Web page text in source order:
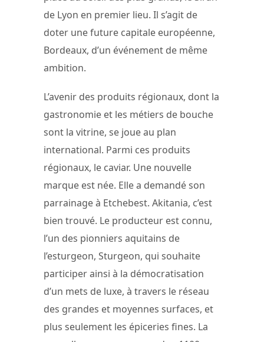
de Lyon en premier lieu. Il s’agit de
doter une future capitale européenne,
Bordeaux, d’un événement de même
ambition.
L’avenir des produits régionaux, dont la
gastronomie et les métiers de bouche
sont la vitrine, se joue au plan
international. Parmi ces produits
régionaux, le caviar. Une nouvelle
marque est née. Elle a demandé son
parrainage à Etchebest. Akitania, c’est
bien trouvé. Le producteur est connu,
l’un des pionniers aquitains de
l’esturgeon, Sturgeon, qui souhaite
participer ainsi à la démocratisation
d’un mets de luxe, à travers le réseau
des grandes et moyennes surfaces, et
plus seulement les épiceries fines. La